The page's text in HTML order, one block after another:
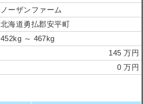
ノーザンファーム
北海道勇払郡安平町
452kg ～ 467kg
145 万円
0 万円